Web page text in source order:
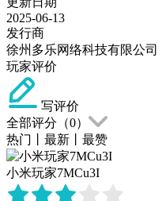
2025-06-13
发行商
徐州多乐网络科技有限公司
玩家评价
写评价
全部评分（0）
热门
最新 最赞
小米玩家7MCu3I